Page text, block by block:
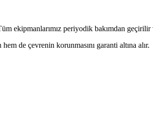
ekipmanlarımız periyodik bakımdan
de çevrenin korunmasını garanti altına alır.